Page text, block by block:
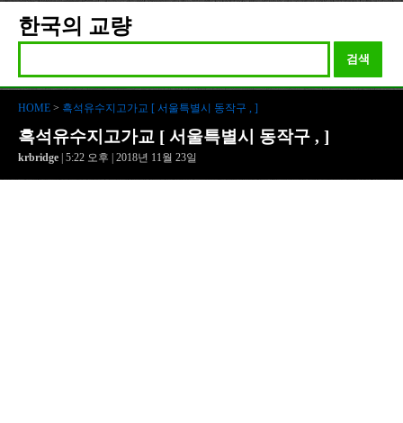
한국의 교량
검색
HOME > 흑석유수지고가교 [ 서울특별시 동작구 , ]
흑석유수지고가교 [ 서울특별시 동작구 , ]
krbridge | 5:22 오후 | 2018년 11월 23일